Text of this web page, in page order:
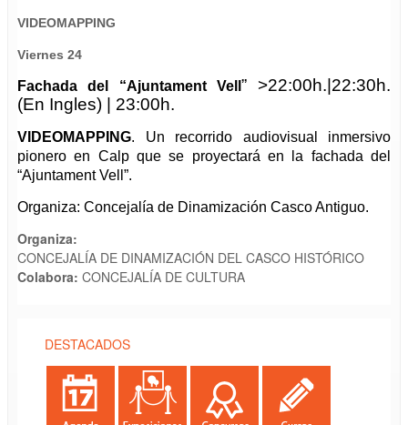
VIDEOMAPPING
Viernes 24
Fachada del “Ajuntament Vell ” >22:00h.|22:30h.
(En Ingles) | 23:00h.
VIDEOMAPPING. Un recorrido audiovisual inmersivo
pionero en Calp que se proyectará en la fachada del
“Ajuntament Vell”.
Organiza: Concejalía de Dinamización Casco Antiguo.
Organiza:
CONCEJALÍA DE DINAMIZACIÓN DEL CASCO HISTÓRICO
Colabora: CONCEJALÍA DE CULTURA
DESTACADOS